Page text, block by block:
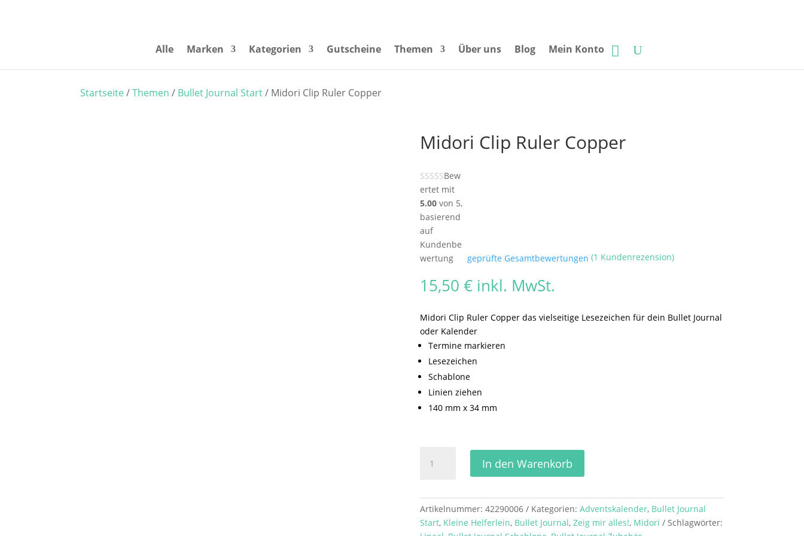
Alle Marken Kategorien Gutscheine Themen Über uns Blog Mein Konto
Startseite/Themen / Bullet Journal Start/ Midori Clip Ruler Copper
Midori Clip Ruler Copper
Bew
ertet mit
5.00von 5,
basierend
auf
Kundenbe
wertung
geprüfte Gesamtbewertungen (1 Kundenrezension)
15,50 € inkl. MwSt.
Midori Clip Ruler Copper das vielseitige Lesezeichen für dein Bullet Journal
oder Kalender
Termine markieren
Lesezeichen
Schablone
Linien ziehen
140 mm x 34 mm
Clip
Menge
In den Warenkorb
Artikelnummer: 42290006 Kategorien: Adventskalender, Bullet Journal
Start, Kleine Helferlein, Bullet Journal, Zeig mir alles!, Midori
Schlagwörter: